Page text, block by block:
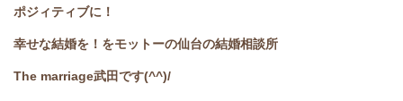
ポジィティブに！
幸せな結婚を！をモットーの仙台の結婚相談所
The marriage武田です(^^)/